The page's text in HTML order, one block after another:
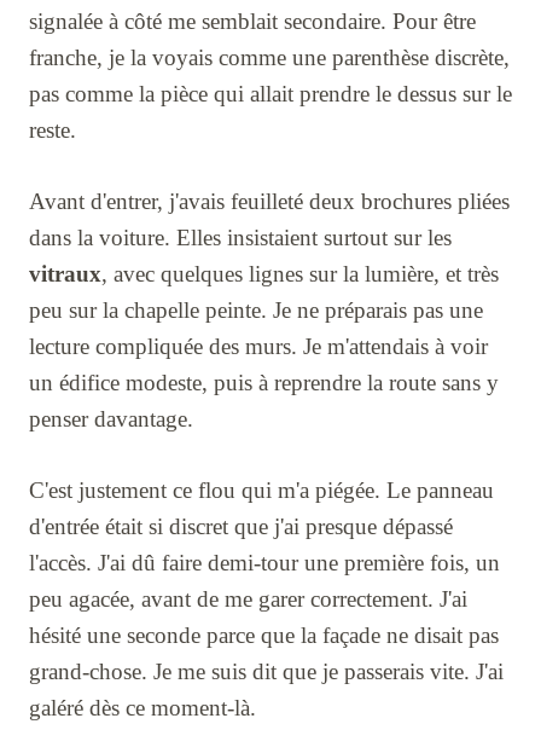
signalée à côté me semblait secondaire. Pour être
franche, je la voyais comme une parenthèse discrète,
pas comme la pièce qui allait prendre le dessus sur le
reste.
Avant d'entrer, j'avais feuilleté deux brochures pliées
dans la voiture. Elles insistaient surtout sur les
vitraux, avec quelques lignes sur la lumière, et très
peu sur la chapelle peinte. Je ne préparais pas une
lecture compliquée des murs. Je m'attendais à voir
un édifice modeste, puis à reprendre la route sans y
penser davantage.
C'est justement ce flou qui m'a piégée. Le panneau
d'entrée était si discret que j'ai presque dépassé
l'accès. J'ai dû faire demi-tour une première fois, un
peu agacée, avant de me garer correctement. J'ai
hésité une seconde parce que la façade ne disait pas
grand-chose. Je me suis dit que je passerais vite. J'ai
galéré dès ce moment-là.